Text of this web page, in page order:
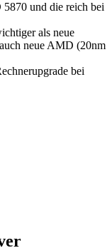
und die reich bei
als neue
neue AMD (20nm
bei